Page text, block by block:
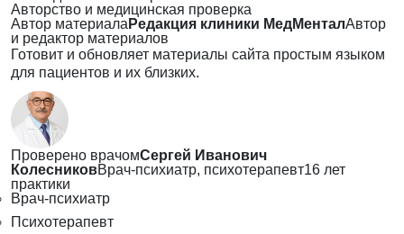
Авторство и медицинская проверка
Автор материала Редакция клиники МедМенталАвтор
и редактор материалов
Готовит и обновляет материалы сайта простым языком
для пациентов и их близких.
Проверено врачомСергей Иванович
КолесниковВрач-психиатр, психотерапевт16 лет
практики
Врач-психиатр
Психотерапевт